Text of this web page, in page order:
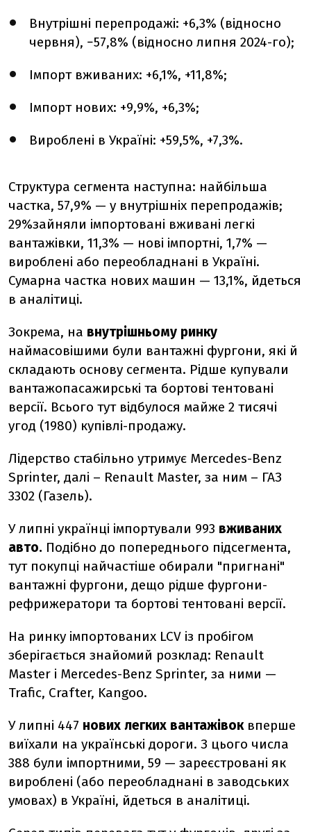
Внутрішні перепродажі: +6,3% (відносно
червня), −57,8% (відносно липня 2024-го);
Імпорт вживаних: +6,1%, +11,8%;
Імпорт нових: +9,9%, +6,3%;
Вироблені в Україні: +59,5%, +7,3%.
Структура сегмента наступна: найбільша
частка, 57,9% — у внутрішніх перепродажів;
29%зайняли імпортовані вживані легкі
вантажівки, 11,3% — нові імпортні, 1,7% —
вироблені або переобладнані в Україні.
Сумарна частка нових машин — 13,1%, йдеться
в аналітиці.
Зокрема, на внутрішньому ринку
наймасовішими були вантажні фургони, які й
складають основу сегмента. Рідше купували
вантажопасажирські та бортові тентовані
версії. Всього тут відбулося майже 2 тисячі
угод (1980) купівлі-продажу.
Лідерство стабільно утримує Mercedes-Benz
Sprinter, далі – Renault Master, за ним – ГАЗ
3302 (Газель).
У липні українці імпортували 993 вживаних
авто. Подібно до попереднього підсегмента,
тут покупці найчастіше обирали "пригнані"
вантажні фургони, дещо рідше фургони-
рефрижератори та бортові тентовані версії.
На ринку імпортованих LCV із пробігом
зберігається знайомий розклад: Renault
Master і Mercedes-Benz Sprinter, за ними —
Trafic, Crafter, Kangoo.
У липні 447 нових легких вантажівок вперше
виїхали на українські дороги. З цього числа
388 були імпортними, 59 — зареєстровані як
вироблені (або переобладнані в заводських
умовах) в Україні, йдеться в аналітиці.